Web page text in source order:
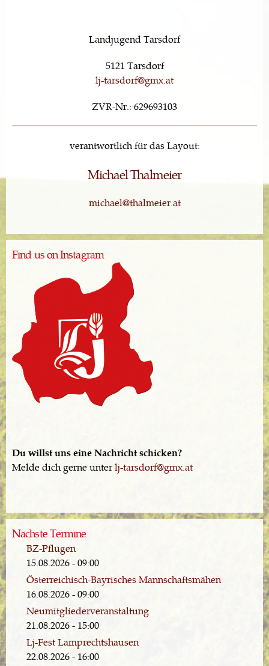
Landjugend Tarsdorf
5121 Tarsdorf
lj-tarsdorf@gmx.at
ZVR-Nr.: 629693103
verantwortlich für das Layout:
Michael Thalmeier
michael@thalmeier.at
Find us on Instagram
Du willst uns eine Nachricht schicken?
Melde dich gerne unterlj-tarsdorf@gmx.at
Nächste Termine
BZ-Pflügen
15.08.2026 - 09:00
Österreichisch-Bayrisches Mannschaftsmähen
16.08.2026 - 09:00
Neumitgliederveranstaltung
21.08.2026 - 15:00
Lj-Fest Lamprechtshausen
22.08.2026 - 16:00